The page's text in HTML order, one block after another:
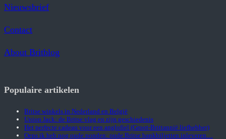
Nieuwsbrief
Contact
About Britblog
Populaire artikelen
Britse winkels in Nederland en België
Union Jack: de Britse vlag en zijn geschiedenis
Het perfecte cadeau voor een anglofiel (Groot-Brittannië liefhebber)
Oeps ik heb nog oude ponden: oude Britse bankbiljetten inleveren…